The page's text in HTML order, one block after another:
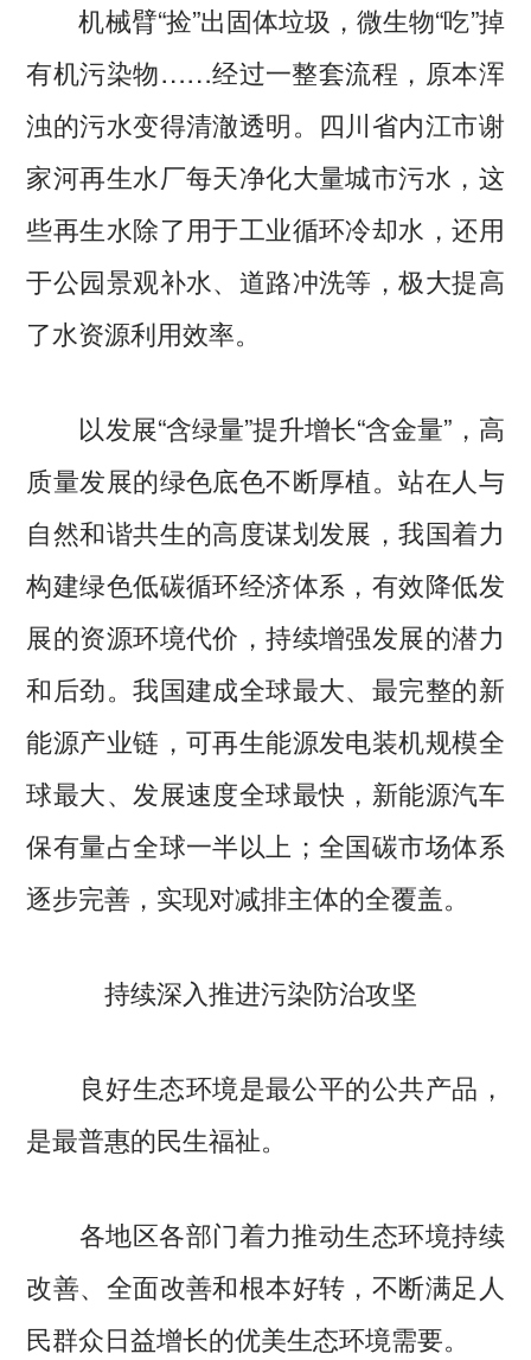
机械臂“捡”出固体垃圾，微生物“吃”掉
有机污染物……经过一整套流程，原本浑
浊的污水变得清澈透明。四川省内江市谢
家河再生水厂每天净化大量城市污水，这
些再生水除了用于工业循环冷却水，还用
于公园景观补水、道路冲洗等，极大提高
了水资源利用效率。
以发展“含绿量”提升增长“含金量”，高
质量发展的绿色底色不断厚植。站在人与
自然和谐共生的高度谋划发展，我国着力
构建绿色低碳循环经济体系，有效降低发
展的资源环境代价，持续增强发展的潜力
和后劲。我国建成全球最大、最完整的新
能源产业链，可再生能源发电装机规模全
球最大、发展速度全球最快，新能源汽车
保有量占全球一半以上；全国碳市场体系
逐步完善，实现对减排主体的全覆盖。
持续深入推进污染防治攻坚
良好生态环境是最公平的公共产品，
是最普惠的民生福祉。
各地区各部门着力推动生态环境持续
改善、全面改善和根本好转，不断满足人
民群众日益增长的优美生态环境需要。